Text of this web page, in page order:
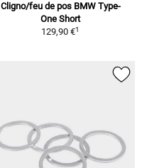
Cligno/feu de pos BMW Type-
One Short
129,90 €1